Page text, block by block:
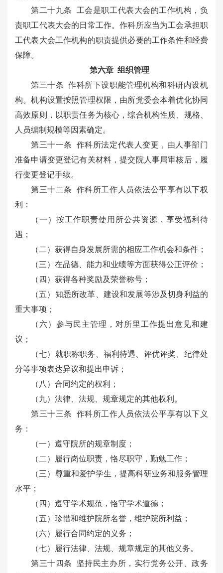
第二十九条 工会是职工代表大会的工作机构，负
责职工代表大会的日常工作。作科所应当为工会承担职
工代表大会工作机构的职责提供必要的工作条件和经费
保障。
第六章 组织管理
第三十条 作科所下设职能管理机构和科研内设机
构。机构设置按照管理权限，由所党委会本着优化协同
高效原则，以职责任务为核心，综合机构性质、规格、
人员编制规模等因素确定。
第三十一条 作科所法定代表人变更，由人事部门
准备申请变更登记有关材料，提交院人事局审核后，履
行变更登记手续。
第三十二条 作科所工作人员依法公平享有以下权
利：
（一）按工作职责使用所公共资源，享受福利待
遇；
（二）获得自身发展所需的相应工作机会和条件；
（三）在品德、能力和业绩等方面获得公正评价；
（四）获得各种奖励及荣誉称号；
（五）知悉所改革、建设和发展等涉及切身利益的
重大事项；
（六）参与民主管理，对所里工作提出意见和建
议；
（七）就职称职务、福利待遇、评优评奖、纪律处
分等事项表达异议和提出申诉；
（八）合同约定的权利；
（九）法律、法规、规章规定的其他权利。
第三十三条 作科所工作人员依法公平享有以下义
务：
（一）遵守院所的规章制度；
（二）履行岗位职责，恪尽职守，勤勉工作；
（三）尊重和爱护学生，提高科研业务和服务管理
水平；
（四）遵守学术规范，恪守学术道德；
（五）珍惜和维护院所名誉，维护院所利益；
（六）履行合同约定的义务；
（七）履行法律、法规、规章规定的其他义务。
第三十四条 坚持民主办所，实行党务公开、政务